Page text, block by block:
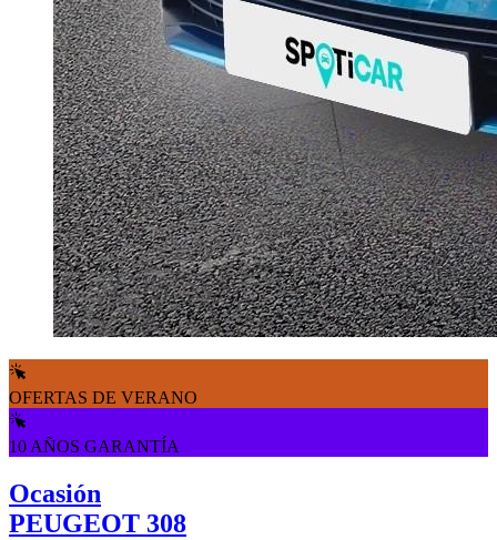
OFERTAS DE VERANO
10 AÑOS GARANTÍA
Ocasión
PEUGEOT 308